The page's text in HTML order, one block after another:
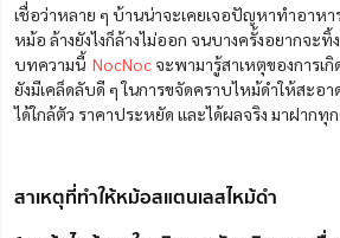
เชื่อว่าหลาย ๆ บ้านน่าจะเคยเจอปัญหาทำอาหา
หม้อ ล้างยังไงก็ล้างไม่ออก จนบางครั้งอยากจะ
บทความนี้ NocNoc จะพามารู้สาเหตุของการเ
ยังมีเคล็ดลับดี ๆ ในการขจัดคราบไหม้ดำให้สะอ
ได้ใกล้ตัว ราคาประหยัด และได้ผลจริง มาฝากทุ
สาเหตุที่ทำให้หม้อสแตนเลสไหม้ดำ